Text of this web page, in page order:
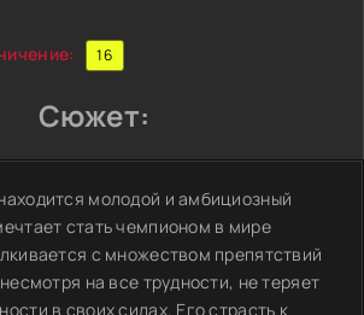
16
Сюжет:
молодой и амбициозный
стать чемпионом в мире
с множеством препятствий
на все трудности, не теряет
в своих силах. Его страсть к